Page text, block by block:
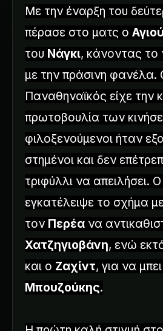
Με την έναρξη του
πέρασε στο ματς ο
του Νάγκι, κάνοντας το
με την πράσινη φανέλα.
Παναθηναϊκός είχε την
πρωτοβουλία των
φιλοξενούμενοι ήταν
στημένοι και δεν
τριφύλλι να απειλήσει. Ο
εγκατέλειψε το σχήμα
τον Περέα να
Χατζηγιοβάνη, ενώ
και ο Ζαχίντ, για να
Μπουζούκης.